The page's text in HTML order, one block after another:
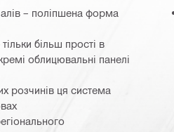
– поліпшена форма
більш прості в
облицювальні панелі
розчинів ця система